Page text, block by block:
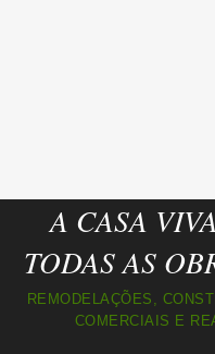
A CASA
TODAS AS
REMODELAÇÕES,
COMERCIAIS E